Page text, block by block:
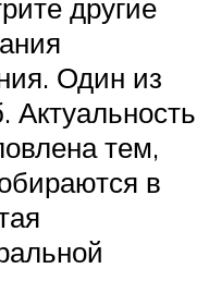
другие
Один из
Актуальность
тем,
в